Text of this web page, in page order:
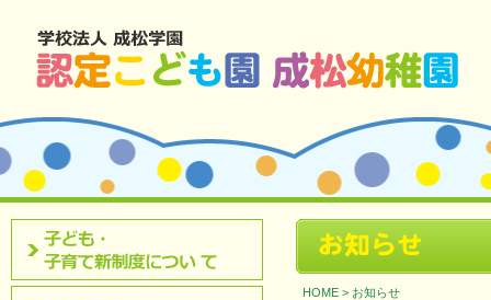
HOME> お知らせ
認定こども園について